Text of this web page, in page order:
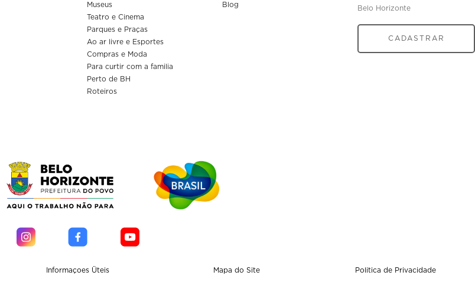
Museus
Teatro e Cinema
Parques e Praças
Ao ar livre e Esportes
Compras e Moda
Para curtir com a familia
Perto de BH
Roteiros
Blog
Belo Horizonte
CADASTRAR
Informaçoes Üteis Mapa do Site Politica de Privacidade